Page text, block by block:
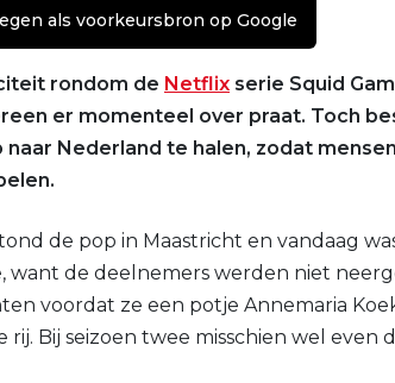
als voorkeursbron op Google
rondom de Netflix serie Squid
er momenteel over praat. Toch
Nederland te halen, zodat
de pop in Maastricht en vandaag
want de deelnemers werden niet
voordat ze een potje Annemaria
rij. Bij seizoen twee misschien wel